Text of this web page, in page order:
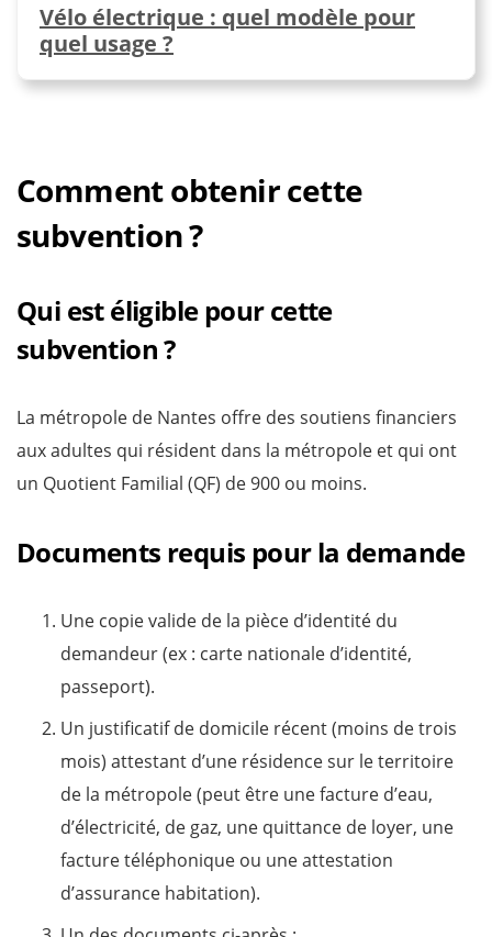
Vélo électrique : quel modèle pour
quel usage ?
Comment obtenir cette
subvention ?
Qui est éligible pour cette
subvention ?
La métropole de Nantes offre des soutiens financiers
aux adultes qui résident dans la métropole et qui ont
un Quotient Familial (QF) de 900 ou moins.
Documents requis pour la demande
Une copie valide de la pièce d’identité du
demandeur (ex : carte nationale d’identité,
passeport).
Un justificatif de domicile récent (moins de trois
mois) attestant d’une résidence sur le territoire
de la métropole (peut être une facture d’eau,
d’électricité, de gaz, une quittance de loyer, une
facture téléphonique ou une attestation
d’assurance habitation).